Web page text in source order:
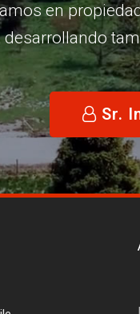
en
desarrollando
Sr.